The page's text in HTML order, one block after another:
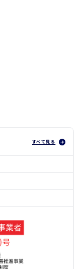
すべて見る